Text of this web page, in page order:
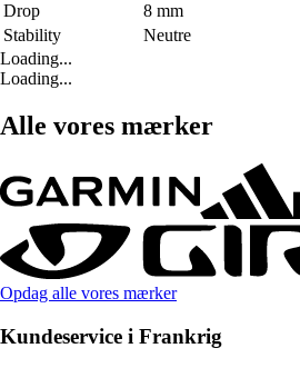
Drop
8 mm
Stability
Neutre
Loading...
Loading...
Alle vores mærker
Opdag alle vores mærker
Kundeservice i Frankrig